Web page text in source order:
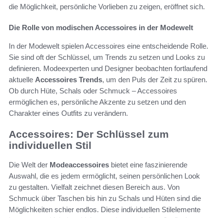
die Möglichkeit, persönliche Vorlieben zu zeigen, eröffnet sich.
Die Rolle von modischen Accessoires in der Modewelt
In der Modewelt spielen Accessoires eine entscheidende Rolle.
Sie sind oft der Schlüssel, um Trends zu setzen und Looks zu
definieren. Modeexperten und Designer beobachten fortlaufend
aktuelle Accessoires Trends, um den Puls der Zeit zu spüren.
Ob durch Hüte, Schals oder Schmuck – Accessoires
ermöglichen es, persönliche Akzente zu setzen und den
Charakter eines Outfits zu verändern.
Accessoires: Der Schlüssel zum
individuellen Stil
Die Welt der Modeaccessoires bietet eine faszinierende
Auswahl, die es jedem ermöglicht, seinen persönlichen Look
zu gestalten. Vielfalt zeichnet diesen Bereich aus. Von
Schmuck über Taschen bis hin zu Schals und Hüten sind die
Möglichkeiten schier endlos. Diese individuellen Stilelemente